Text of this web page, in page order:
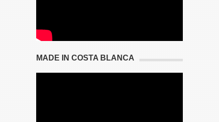
MADE IN COSTA BLANCA